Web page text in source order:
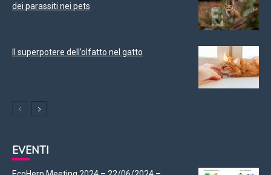
dei parassiti nei pets
Il superpotere dell’olfatto nel gatto
EVENTI